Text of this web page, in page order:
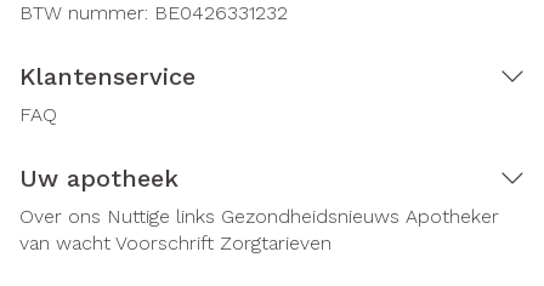
BTW nummer: BE0426331232
Klantenservice
FAQ
Uw apotheek
Over ons Nuttige links Gezondheidsnieuws Apotheker
van wacht Voorschrift Zorgtarieven